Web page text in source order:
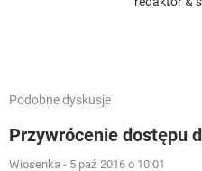
Podobne dyskusje
Przywrócenie dostępu
Wiosenka - 5 paź 2016 o 10:01